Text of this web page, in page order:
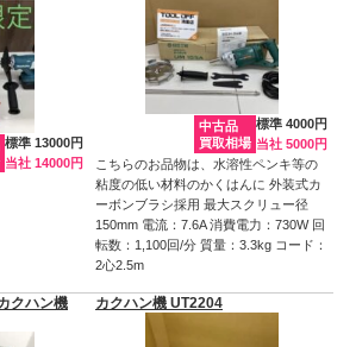
標準 13000円
当社 14000円
中古品
買取相場
標準 4000円
当社 5000円
こちらのお品物は、水溶性ペンキ等の
粘度の低い材料のかくはんに 外装式カ
ーボンブラシ採用 最大スクリュー径
150mm 電流：7.6A 消費電力：730W 回
転数：1,100回/分 質量：3.3kg コード：
2心2.5m
クハン機
カクハン機 UT2204